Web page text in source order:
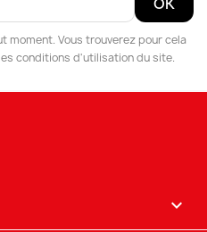
moment. Vous trouverez pour cela
conditions d'utilisation du site.
